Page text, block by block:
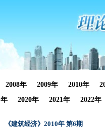
2008年 2009年 2010年
年
2020年 2021年 2022年
《建筑经济》2010年 第6期